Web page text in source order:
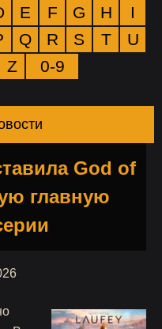
E F G H
I
Q R S T
U
Z 0-9
God of
главную